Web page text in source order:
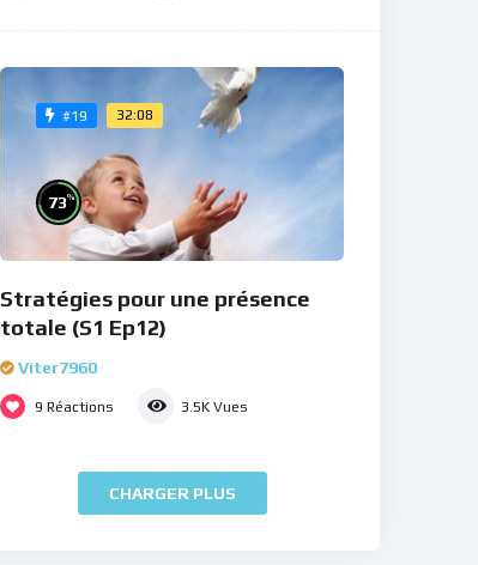
#19 32:08
73%
Stratégies pour une présence
totale (S1 Ep12)
Viter7960
9 Réactions 3.5K Vues
CHARGER PLUS